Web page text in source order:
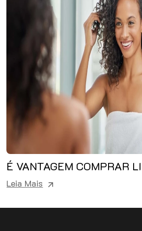
É VANTAGEM COMPRAR
HOME CARE?
Leia Mais